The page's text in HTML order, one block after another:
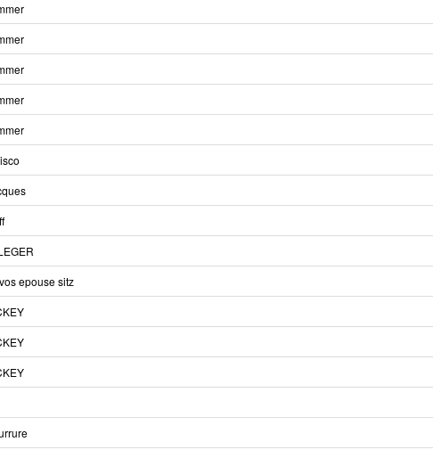
epouse sitz